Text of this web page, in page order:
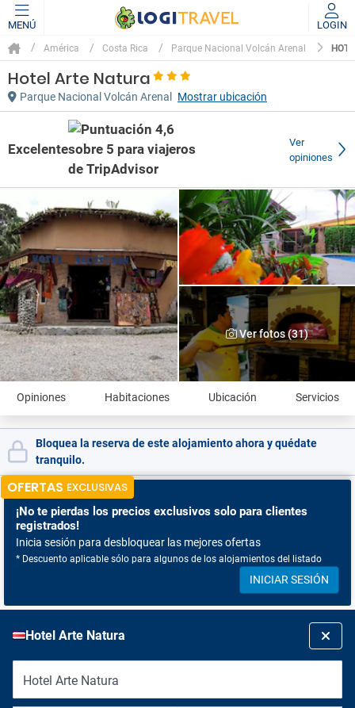
MENÚ LOGIN
América Costa Rica Parque Nacional Volcán Arenal
Hotel Arte Natura
Parque Nacional Volcán Arenal Mostrar ubicación
Excelente
Ver
opiniones
Ver fotos (31)
Opiniones Habitaciones Ubicación Servicios
Bloquea la reserva de este alojamiento ahora y quédate
tranquilo.
OFERTAS EXCLUSIVAS
¡No te pierdas los precios exclusivos solo para clientes
registrados!
Inicia sesión para desbloquear las mejores ofertas
* Descuento aplicable sólo para algunos de los alojamientos del listado
INICIAR SESIÓN
Hotel Arte Natura
Hotel Arte Natura